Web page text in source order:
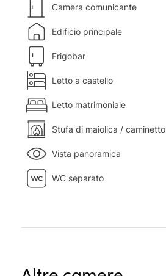
Camera comunicante
Edificio principale
Frigobar
Letto a castello
Letto matrimoniale
Stufa di maiolica / caminetto
Vista panoramica
WC separato